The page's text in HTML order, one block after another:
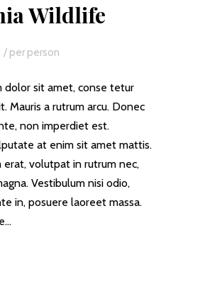
Wildlife
/ per person
dolor sit amet, conse tetur
Mauris a rutrum arcu. Donec
non imperdiet est.
at enim sit amet mattis.
erat, volutpat in rutrum nec,
Vestibulum nisi odio,
in, posuere laoreet massa.